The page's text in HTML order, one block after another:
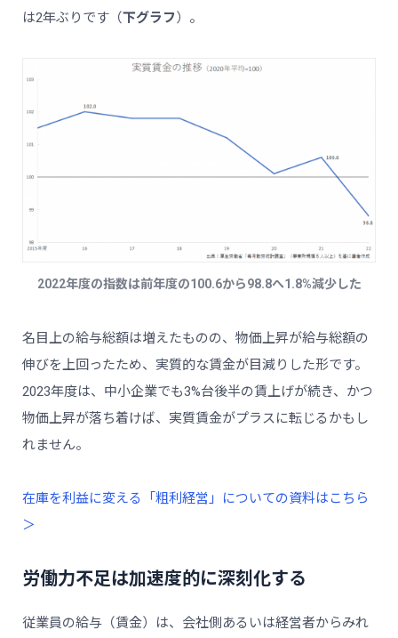
は2年ぶりです（下グラフ）。
2022年度の指数は前年度の100.6から98.8へ1.8%減少した
名目上の給与総額は増えたものの、物価上昇が給与総額の
伸びを上回ったため、実質的な賃金が目減りした形です。
2023年度は、中小企業でも3%台後半の賃上げが続き、かつ
物価上昇が落ち着けば、実質賃金がプラスに転じるかもし
れません。
在庫を利益に変える「粗利経営」についての資料はこちら
＞
労働力不足は加速度的に深刻化する
従業員の給与（賃金）は、会社側あるいは経営者からみれ